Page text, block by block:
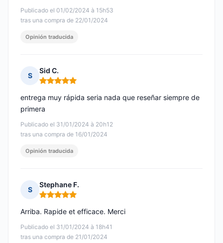
Publicado el 01/02/2024 à 15h53
tras una compra de 22/01/2024
Opinión traducida
S
Sid C.
Nota: 5 de 5
Publicado el 31/01/2024 à 20h12
tras una compra de 16/01/2024
entrega muy rápida seria nada que reseñar siempre de
primera
Opinión traducida
S
Stephane F.
Nota: 5 de 5
Publicado el 31/01/2024 à 18h41
tras una compra de 21/01/2024
Arriba. Rapide et efficace. Merci